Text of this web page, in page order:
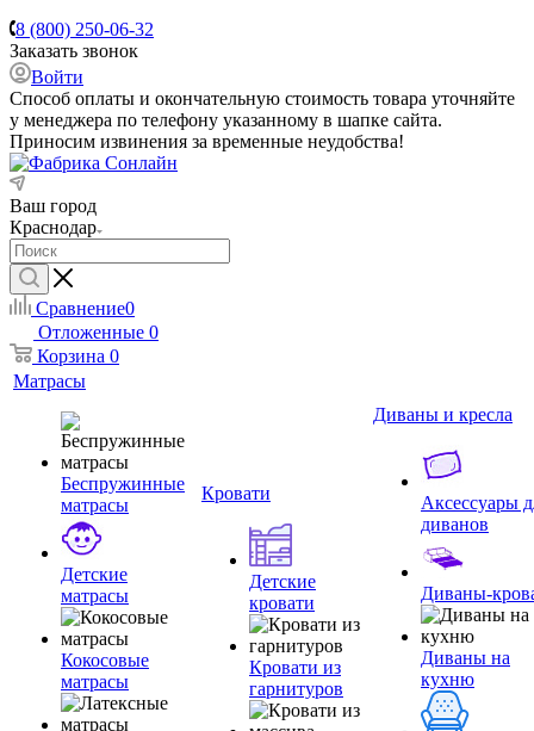
8 (800) 250-06-32
Заказать звонок
Войти
Способ оплаты и окончательную стоимость товара уточняйте
у менеджера по телефону указанному в шапке сайта.
Приносим извинения за временные неудобства!
Ваш город
Краснодар
Сравнение0
Отложенные 0
Корзина 0
Матрасы
Беспружинные
матрасы
Детские
матрасы
Кокосовые
матрасы
Кровати
Детские
кровати
Кровати из
гарнитуров
Диваны и кресла
Аксессуары
диванов
Диваны-
Диваны на
кухню